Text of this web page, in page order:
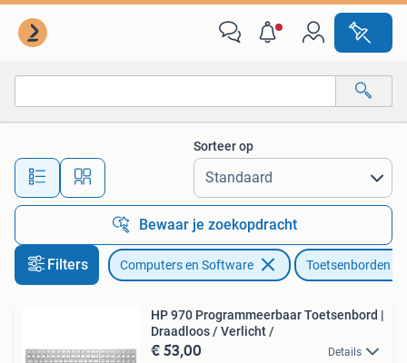
Alle afstanden…
Sorteer op
Bewaar je zoekopdracht
Filters Computers en Software Toetsenborden
HP 970 Programmeerbaar Toetsenbord |
Draadloos / Verlicht /
€ 53,00 Details